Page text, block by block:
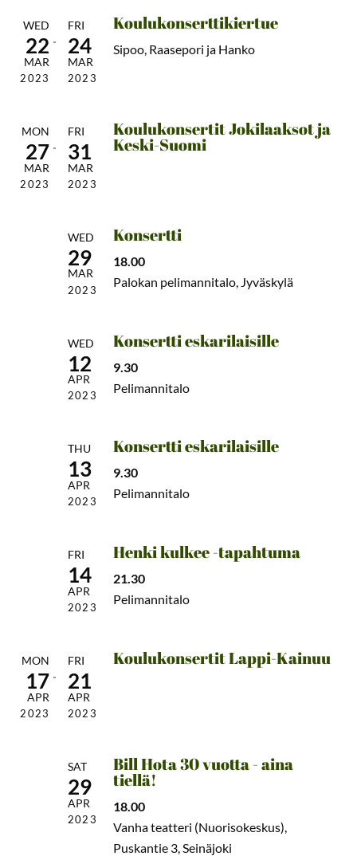
WED
22
MAR
2023
FRI
24
MAR
2023
Koulukonserttikiertue
Sipoo, Raasepori ja Hanko
MON
27
MAR
2023
FRI
31
MAR
2023
Koulukonsertit Jokilaaksot ja
Keski-Suomi
WED
29
MAR
2023
Konsertti
18.00
Palokan pelimannitalo, Jyväskylä
WED
12
APR
2023
Konsertti eskarilaisille
9.30
Pelimannitalo
THU
13
APR
2023
Konsertti eskarilaisille
9.30
Pelimannitalo
FRI
14
APR
2023
Henki kulkee -tapahtuma
21.30
Pelimannitalo
MON
17
APR
2023
FRI
21
APR
2023
Koulukonsertit Lappi-Kainuu
SAT
29
APR
2023
Bill Hota 30 vuotta - aina
tiellä!
18.00
Vanha teatteri (Nuorisokeskus),
Puskantie 3, Seinäjoki